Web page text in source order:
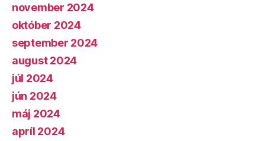
november 2024
október 2024
september 2024
august 2024
júl 2024
jún 2024
máj 2024
apríl 2024